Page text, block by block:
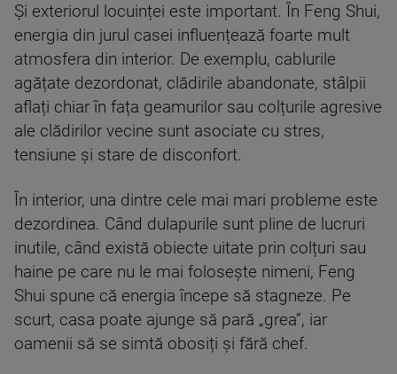
Și exteriorul locuinței este important. În Feng Shui,
energia din jurul casei influențează foarte mult
atmosfera din interior. De exemplu, cablurile
agățate dezordonat, clădirile abandonate, stâlpii
aflați chiar în fața geamurilor sau colțurile agresive
ale clădirilor vecine sunt asociate cu stres,
tensiune și stare de disconfort.
În interior, una dintre cele mai mari probleme este
dezordinea. Când dulapurile sunt pline de lucruri
inutile, când există obiecte uitate prin colțuri sau
haine pe care nu le mai folosește nimeni, Feng
Shui spune că energia începe să stagneze. Pe
scurt, casa poate ajunge să pară „grea”, iar
oamenii să se simtă obosiți și fără chef.